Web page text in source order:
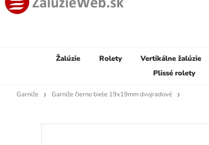
Žalúzie Rolety Vertikálne žalúzie
Plissé rolety
Garniže Garniže čierno biele 19x19mm dvojradové